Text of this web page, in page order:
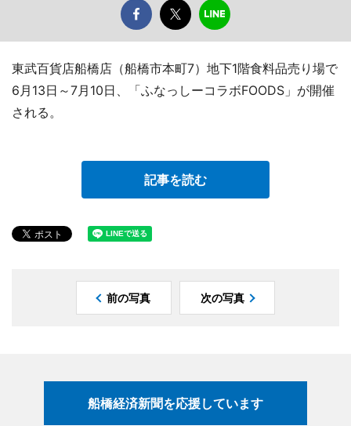
東武百貨店船橋店（船橋市本町7）地下1階食料品売り場で
6月13日～7月10日、「ふなっしーコラボFOODS」が開催
される。
記事を読む
前の写真 次の写真
船橋経済新聞を応援しています